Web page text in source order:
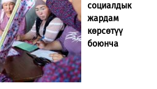
социалдык
жардам
көрсөтүү
боюнча